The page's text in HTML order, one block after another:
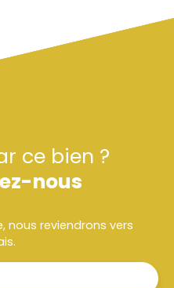
ce bien ?
nous
nous reviendrons vers